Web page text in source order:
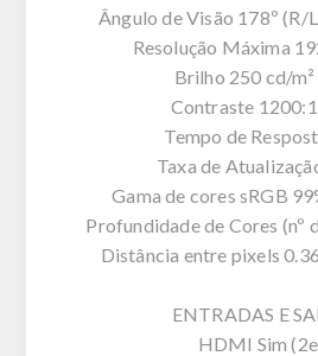
Ângulo de Visão 178º (R/
Resolução Máxima
Brilho 250 cd/
Contraste
Tempo de
Taxa de
Gama de cores sRGB
Profundidade de Cores (nº
Distância entre pixels
ENTRADAS E
HDMI Sim